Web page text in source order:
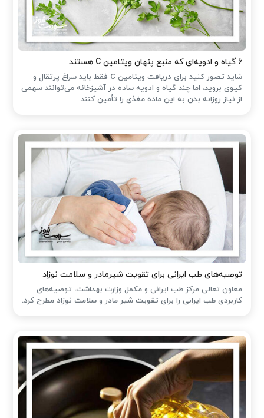
۶ گیاه و ادویه‌ای که منبع پنهان ویتامین C هستند
شاید تصور کنید برای دریافت ویتامین C فقط باید سراغ پرتقال و
کیوی بروید، اما چند گیاه و ادویه ساده در آشپزخانه می‌توانند سهمی
از نیاز روزانه بدن به این ماده مغذی را تأمین کنند.
توصیه‌های طب ایرانی برای تقویت شیرمادر و سلامت نوزاد
معاون تعالی مرکز طب ایرانی و مکمل وزارت بهداشت، توصیه‌های
کاربردی طب ایرانی را برای تقویت شیر مادر و سلامت نوزاد مطرح کرد.